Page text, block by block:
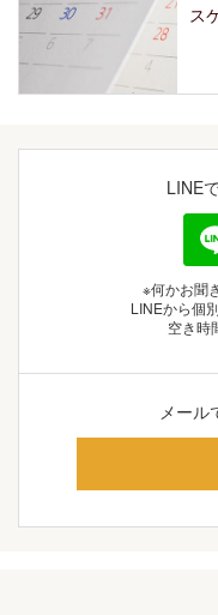
LINE
※何かお聞
LINEから個
空き時
メール
ス